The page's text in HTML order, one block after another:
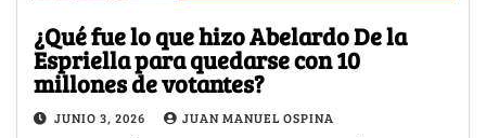
¿Qué fue lo que hizo Abelardo De la
Espriella para quedarse con 10
millones de votantes?
JUNIO 3, 2026 JUAN MANUEL OSPINA